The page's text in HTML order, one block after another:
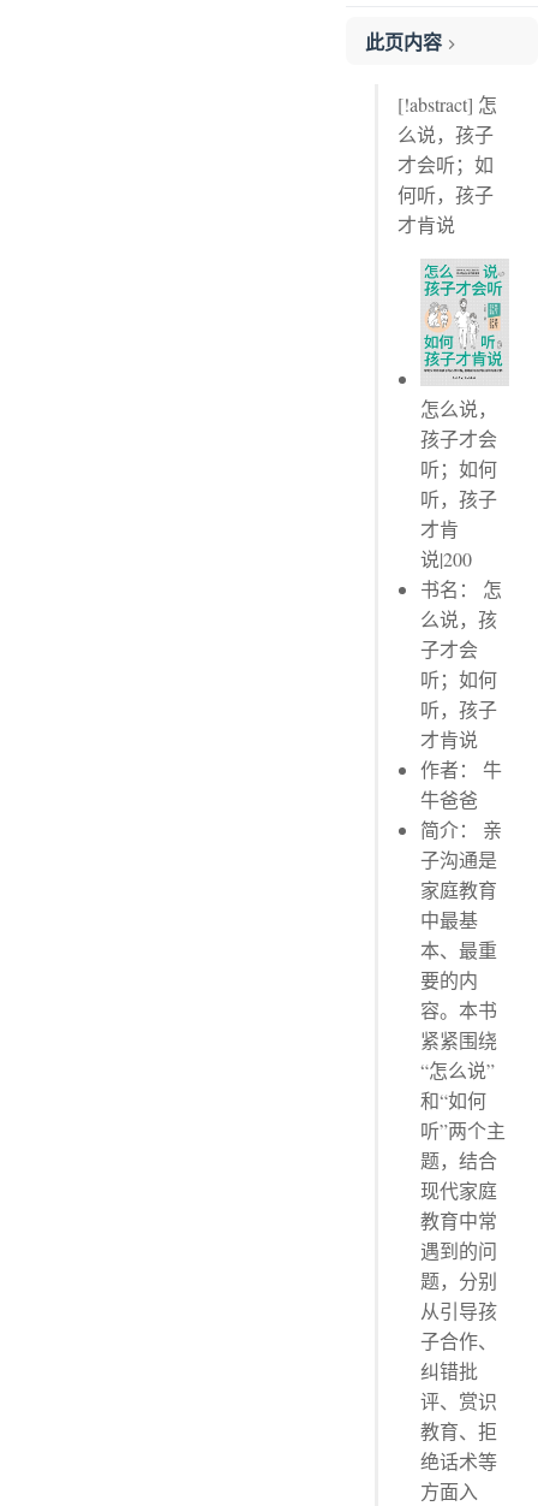
此页内容
划线评论
划线评论
与孩子做个约定
描述性的赞赏更有效
划线评论
倾听的时候尽量少说“我也是”
划线评论
[!abstract] 怎
么说，孩子
才会听；如
何听，孩子
才肯说
怎么说，
孩子才会
听；如何
听，孩子
才肯
说|200
书名： 怎
么说，孩
子才会
听；如何
听，孩子
才肯说
作者： 牛
牛爸爸
简介： 亲
子沟通是
家庭教育
中最基
本、最重
要的内
容。本书
紧紧围绕
“怎么说”
和“如何
听”两个主
题，结合
现代家庭
教育中常
遇到的问
题，分别
从引导孩
子合作、
纠错批
评、赏识
教育、拒
绝话术等
方面入